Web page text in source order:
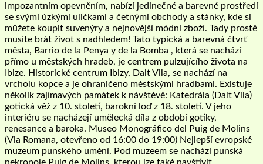
impozantním opevněním, nabízí jedinečné a barevné prostředí
se svými úzkými uličkami a četnými obchody a stánky, kde si
můžete koupit suvenýry a nejnovější módní zboží. Tady prostě
musíte brát život s nadhledem! Tato typická a barevná čtvrť
města, Barrio de la Penya y de la Bomba , která se nachází
přímo u městských hradeb, je centrem pulzujícího života na
Ibize. Historické centrum Ibizy, Dalt Vila, se nachází na
vrcholu kopce a je ohraničeno městskými hradbami. Existuje
několik zajímavých památek k návštěvě: Katedrála (Dalt Vila)
gotická věž z 10. století, barokní loď z 18. století. V jeho
interiéru se nacházejí umělecká díla z období gotiky,
renesance a baroka. Museo Monográfico del Puig de Molins
(Via Romana, otevřeno od 16:00 do 19:00) Nejlepší evropské
muzeum punského umění. Pod muzeem se nachází punská